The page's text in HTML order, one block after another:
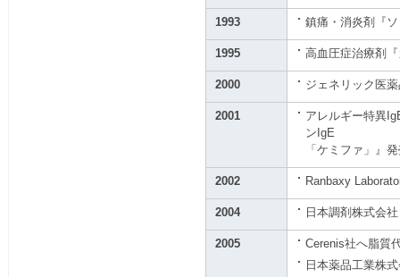
1993 鎮痛・消炎剤『
1995 高血圧症治療剤
2000 ジェネリック医
2001
アレルギー特異
ンIgE
「ケミファ」』
2002 Ranbaxy
2004 日本調剤株式会
2005
Cerenis社へ脂質
日本薬品工業株